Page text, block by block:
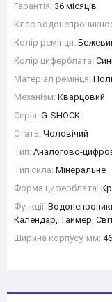
Гарантія: 36 місяців
Клас
Колір ремінця:
Колір циферблата:
Матеріал ремінця:
Механізм: Кварцовий
Серія: G-SHOCK
Стать: Чоловічий
Тип: Аналогово-
Тип скла: Мінеральне
Форма циферблата:
Функції:
Календар, Таймер,
Ширина корпусу, мм: 46